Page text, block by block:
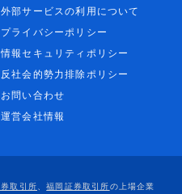
外部サービスの利用について
プライバシーポリシー
情報セキュリティポリシー
反社会的勢力排除ポリシー
お問い合わせ
運営会社情報